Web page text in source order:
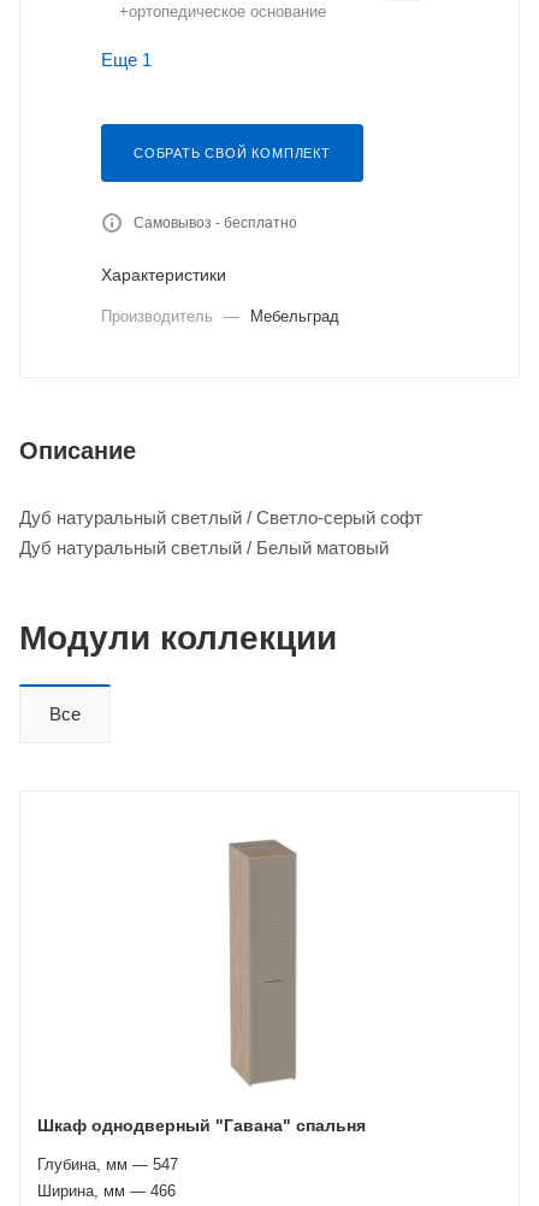
+ортопедическое основание
Еще 1
СОБРАТЬ СВОЙ КОМПЛЕКТ
Самовывоз - бесплатно
Характеристики
Производитель — Мебельград
Описание
Дуб натуральный светлый / Светло-серый софт
Дуб натуральный светлый / Белый матовый
Модули коллекции
Все
Шкаф однодверный "Гавана" спальня
Глубина, мм — 547
Ширина, мм — 466